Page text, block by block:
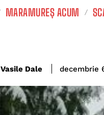
MARAMUREȘ ACUM
Vasile Dale decembrie